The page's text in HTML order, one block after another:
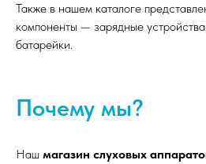
Также в нашем каталоге
компоненты — зарядные
батарейки.
Почему мы?
Наш магазин слуховых